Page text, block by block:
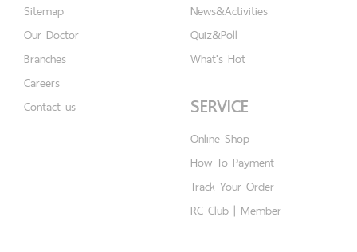
Sitemap
Our Doctor
Branches
Careers
Contact us
News&Activities
Quiz&Poll
What's Hot
SERVICE
Online Shop
How To Payment
Track Your Order
RC Club | Member